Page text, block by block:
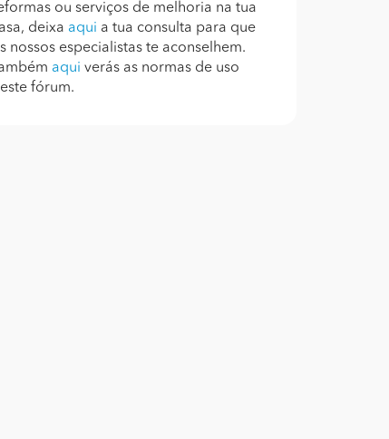
ou serviços de melhoria na tua
deixa aqui a tua consulta para que
nossos especialistas te aconselhem.
aqui verás as normas de uso
fórum.